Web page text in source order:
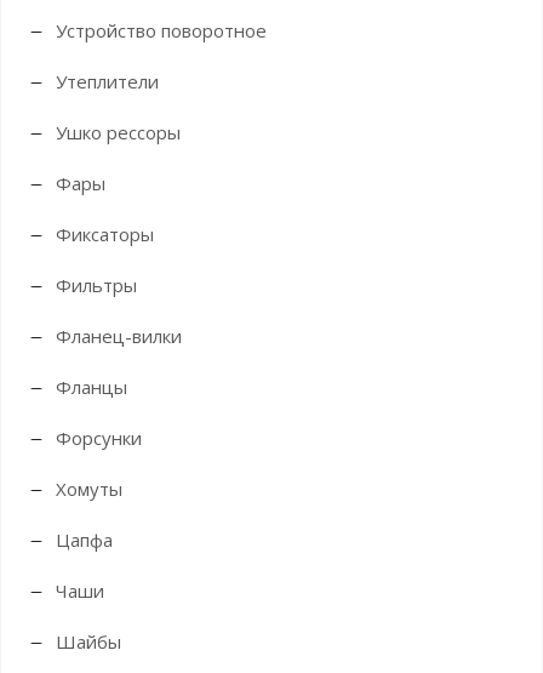
Устройство поворотное
Утеплители
Ушко рессоры
Фары
Фиксаторы
Фильтры
Фланец-вилки
Фланцы
Форсунки
Хомуты
Цапфа
Чаши
Шайбы